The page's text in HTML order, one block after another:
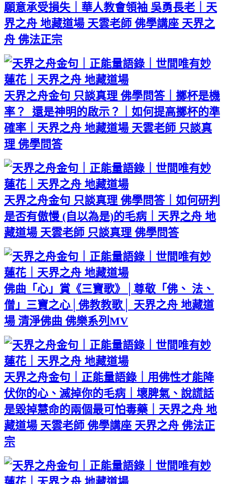
願意承受損失｜華人教會領袖 吳勇長老｜天
界之舟 地藏道場 天雲老師 佛學講座 天界之
舟 佛法正宗
天界之舟金句 只談真理 佛學問答｜擲杯是機
率？ 還是神明的啟示？｜如何提高擲杯的準
確率｜天界之舟 地藏道場 天雲老師 只談真
理 佛學問答
天界之舟金句 只談真理 佛學問答｜如何研判
是否有傲慢 (自以為是)的毛病｜天界之舟 地
藏道場 天雲老師 只談真理 佛學問答
佛曲「心」賞《三寶歌》│尊敬「佛、 法、
僧」三寶之心│佛教教歌│ 天界之舟 地藏道
場 清淨佛曲 佛樂系列MV
天界之舟金句｜正能量語錄｜用佛性才能降
伏你的心、滅掉你的毛病｜壞脾氣、說謊話
是毀掉慧命的兩個最可怕毒藥｜天界之舟 地
藏道場 天雲老師 佛學講座 天界之舟 佛法正
宗